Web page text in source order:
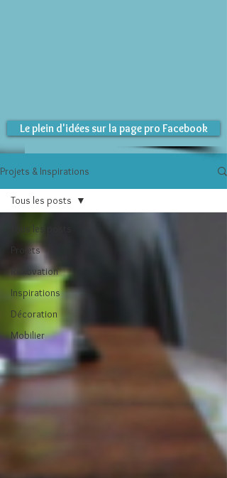
Le plein d'idées sur la page pro Facebook
Projets & Inspirations
Tous les posts
Projets
Rénovation
Inspirations
Décoration
Mobilier
Tous les posts